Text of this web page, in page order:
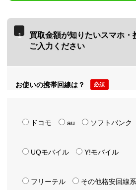
1
買取金額が知りたいスマホ・
ご入力ください
お使いの携帯回線は？ 必須
ドコモ au ソフトバンク
UQモバイル Y!モバイル
フリーテル その他格安回線系